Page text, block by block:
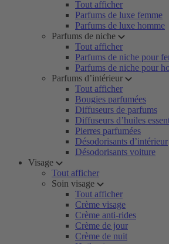
Tout afficher
Parfums de luxe femme
Parfums de luxe homme
Parfums de niche
Tout afficher
Parfums de niche pour
Parfums de niche pour
Parfums d’intérieur
Tout afficher
Bougies parfumées
Diffuseurs de parfums
Diffuseurs d’huiles
Pierres parfumées
Désodorisants d’intérieur
Désodorisants voiture
Visage
Tout afficher
Soin visage
Tout afficher
Crème visage
Crème anti-rides
Crème de jour
Crème de nuit